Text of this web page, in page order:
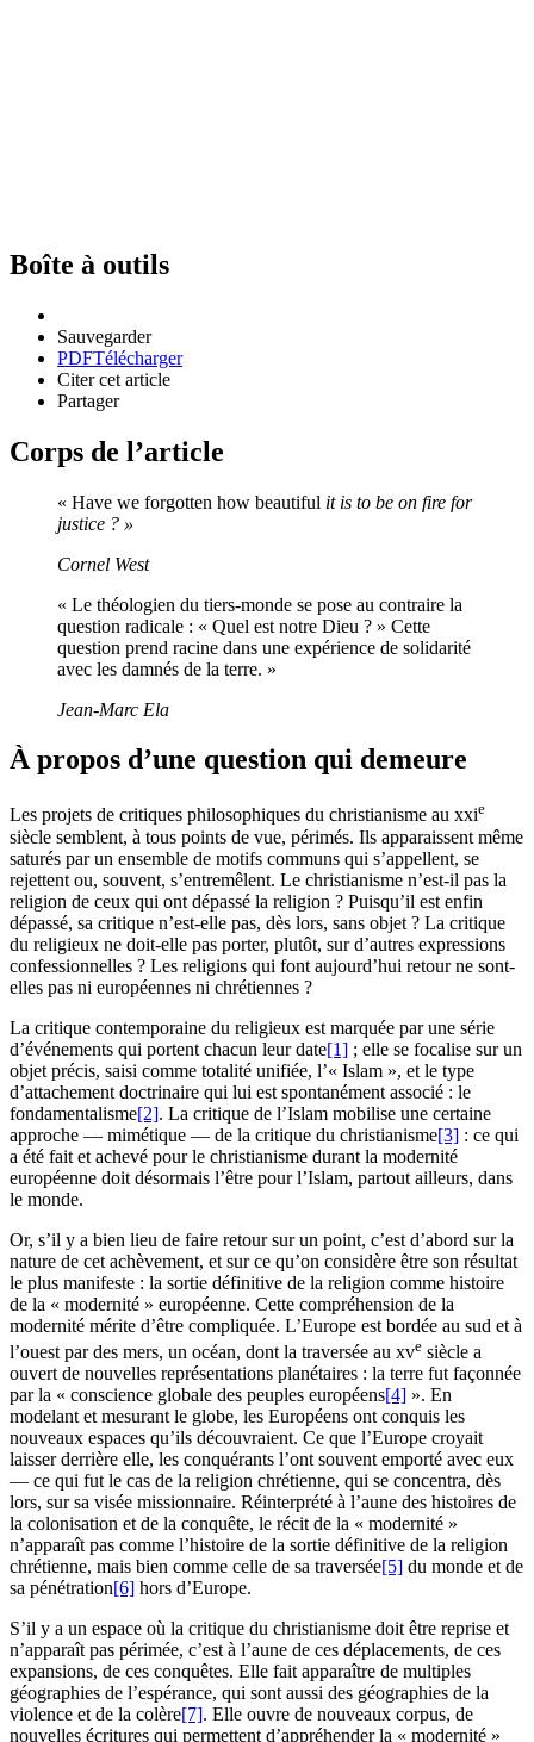
Boîte à outils
Sauvegarder
PDFTélécharger
Citer cet article
Partager
Corps de l’article
« Have we forgotten how beautiful it is to be on fire for
justice ? »
Cornel West
« Le théologien du tiers-monde se pose au contraire la
question radicale : « Quel est notre Dieu ? » Cette
question prend racine dans une expérience de solidarité
avec les damnés de la terre. »
Jean-Marc Ela
À propos d’une question qui demeure
Les projets de critiques philosophiques du christianisme au xxie
siècle semblent, à tous points de vue, périmés. Ils apparaissent même
saturés par un ensemble de motifs communs qui s’appellent, se
rejettent ou, souvent, s’entremêlent. Le christianisme n’est-il pas la
religion de ceux qui ont dépassé la religion ? Puisqu’il est enfin
dépassé, sa critique n’est-elle pas, dès lors, sans objet ? La critique
du religieux ne doit-elle pas porter, plutôt, sur d’autres expressions
confessionnelles ? Les religions qui font aujourd’hui retour ne sont-
elles pas ni européennes ni chrétiennes ?
La critique contemporaine du religieux est marquée par une série
d’événements qui portent chacun leur date[1] ; elle se focalise sur un
objet précis, saisi comme totalité unifiée, l’« Islam », et le type
d’attachement doctrinaire qui lui est spontanément associé : le
fondamentalisme[2]. La critique de l’Islam mobilise une certaine
approche — mimétique — de la critique du christianisme[3] : ce qui
a été fait et achevé pour le christianisme durant la modernité
européenne doit désormais l’être pour l’Islam, partout ailleurs, dans
le monde.
Or, s’il y a bien lieu de faire retour sur un point, c’est d’abord sur la
nature de cet achèvement, et sur ce qu’on considère être son résultat
le plus manifeste : la sortie définitive de la religion comme histoire
de la « modernité » européenne. Cette compréhension de la
modernité mérite d’être compliquée. L’Europe est bordée au sud et à
l’ouest par des mers, un océan, dont la traversée au xve siècle a
ouvert de nouvelles représentations planétaires : la terre fut façonnée
par la « conscience globale des peuples européens[4] ». En
modelant et mesurant le globe, les Européens ont conquis les
nouveaux espaces qu’ils découvraient. Ce que l’Europe croyait
laisser derrière elle, les conquérants l’ont souvent emporté avec eux
— ce qui fut le cas de la religion chrétienne, qui se concentra, dès
lors, sur sa visée missionnaire. Réinterprété à l’aune des histoires de
la colonisation et de la conquête, le récit de la « modernité »
n’apparaît pas comme l’histoire de la sortie définitive de la religion
chrétienne, mais bien comme celle de sa traversée[5] du monde et de
sa pénétration[6] hors d’Europe.
S’il y a un espace où la critique du christianisme doit être reprise et
n’apparaît pas périmée, c’est à l’aune de ces déplacements, de ces
expansions, de ces conquêtes. Elle fait apparaître de multiples
géographies de l’espérance, qui sont aussi des géographies de la
violence et de la colère[7]. Elle ouvre de nouveaux corpus, de
nouvelles écritures qui permettent d’appréhender la « modernité »